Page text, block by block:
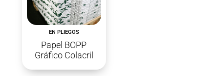
EN PLIEGOS
Papel BOPP
Gráfico Colacril